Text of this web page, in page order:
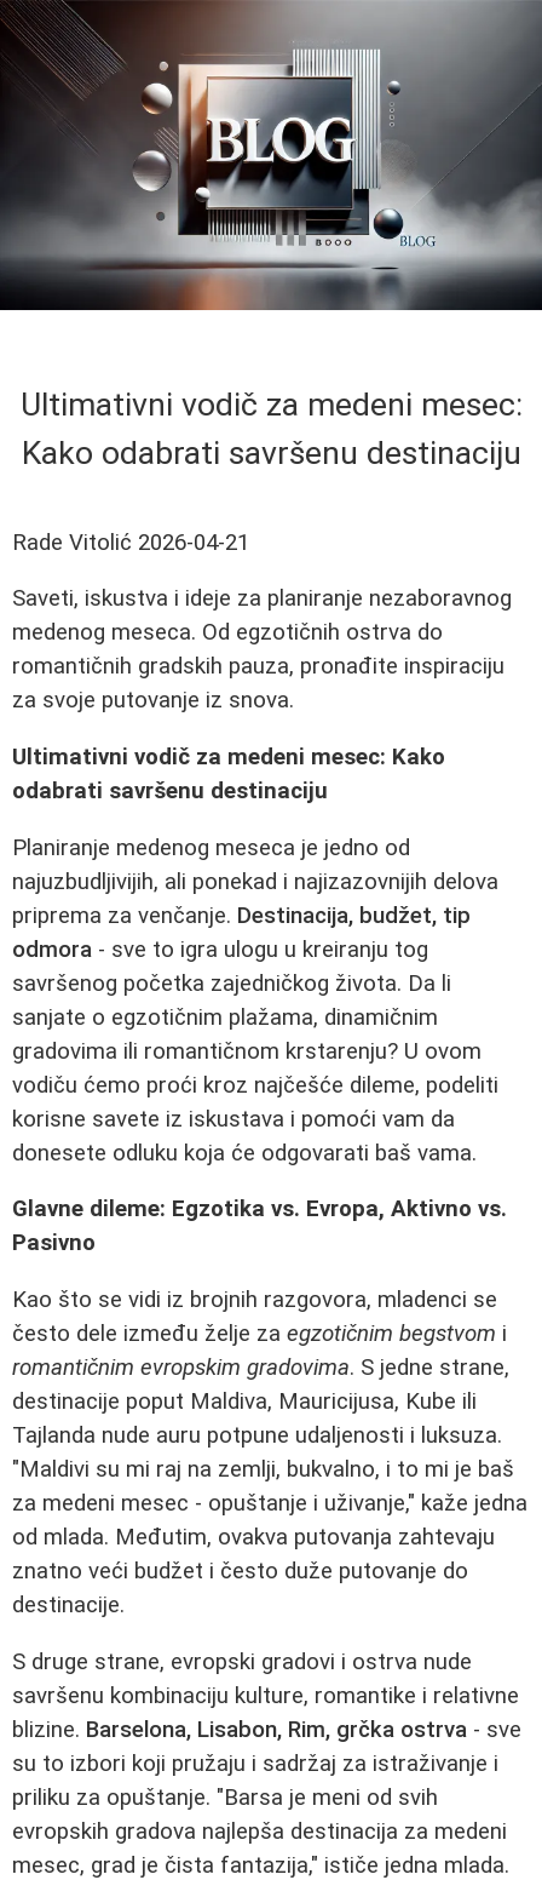
Ultimativni vodič za medeni mesec:
Kako odabrati savršenu destinaciju
Rade Vitolić 2026-04-21
Saveti, iskustva i ideje za planiranje nezaboravnog
medenog meseca. Od egzotičnih ostrva do
romantičnih gradskih pauza, pronađite inspiraciju
za svoje putovanje iz snova.
Ultimativni vodič za medeni mesec: Kako
odabrati savršenu destinaciju
Planiranje medenog meseca je jedno od
najuzbudljivijih, ali ponekad i najizazovnijih delova
priprema za venčanje. Destinacija, budžet, tip
odmora - sve to igra ulogu u kreiranju tog
savršenog početka zajedničkog života. Da li
sanjate o egzotičnim plažama, dinamičnim
gradovima ili romantičnom krstarenju? U ovom
vodiču ćemo proći kroz najčešće dileme, podeliti
korisne savete iz iskustava i pomoći vam da
donesete odluku koja će odgovarati baš vama.
Glavne dileme: Egzotika vs. Evropa, Aktivno vs.
Pasivno
Kao što se vidi iz brojnih razgovora, mladenci se
često dele između želje za egzotičnim begstvom i
romantičnim evropskim gradovima. S jedne strane,
destinacije poput Maldiva, Mauricijusa, Kube ili
Tajlanda nude auru potpune udaljenosti i luksuza.
"Maldivi su mi raj na zemlji, bukvalno, i to mi je baš
za medeni mesec - opuštanje i uživanje," kaže jedna
od mlada. Međutim, ovakva putovanja zahtevaju
znatno veći budžet i često duže putovanje do
destinacije.
S druge strane, evropski gradovi i ostrva nude
savršenu kombinaciju kulture, romantike i relativne
blizine. Barselona, Lisabon, Rim, grčka ostrva - sve
su to izbori koji pružaju i sadržaj za istraživanje i
priliku za opuštanje. "Barsa je meni od svih
evropskih gradova najlepša destinacija za medeni
mesec, grad je čista fantazija," ističe jedna mlada.